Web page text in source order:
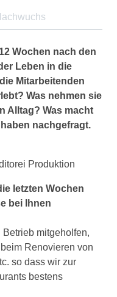
Wochen nach den
Leben in die
Mitarbeitenden
Was nehmen sie
Alltag? Was macht
nachgefragt.
Produktion
letzten Wochen
bei Ihnen
mitgeholfen,
Renovieren von
so dass wir zur
bestens